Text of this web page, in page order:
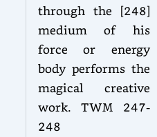
through the [248]
medium of his
force or energy
body performs the
magical creative
work. TWM 247-
248